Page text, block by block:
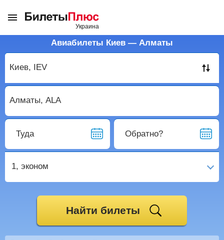
Авиабилеты Киев — Алматы
Туда Обратно?
1, эконом
Найти билеты